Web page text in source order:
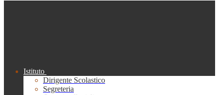
Istituto
Dirigente Scolastico
Segreteria